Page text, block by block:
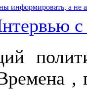
информировать, а не
,